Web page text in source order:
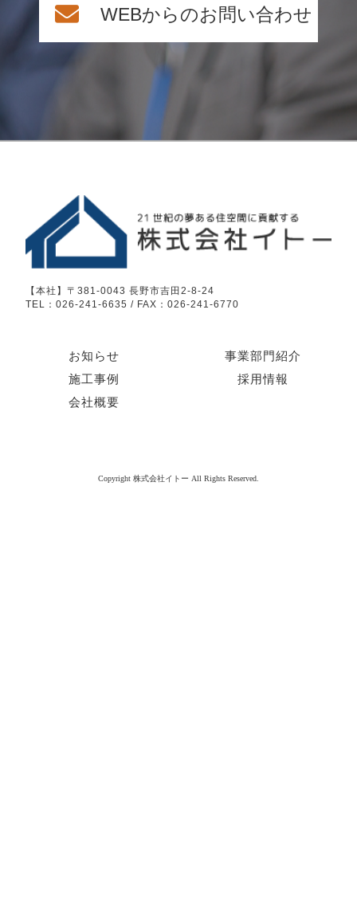
WEBからのお問い合わせ
【本社】〒381-0043 長野市吉田2-8-24
TEL：026-241-6635 / FAX：026-241-6770
お知らせ
事業部門紹介
施工事例
採用情報
会社概要
Copyright 株式会社イトー All Rights Reserved.